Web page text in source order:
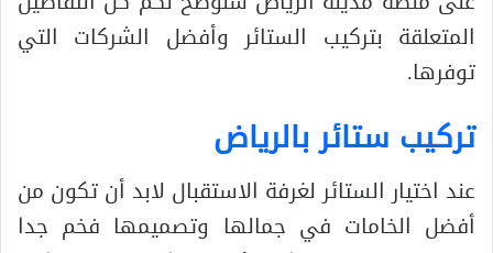
المتعلقة بتركيب الستائر وأفضل الشركات التي
توفرها.
تركيب ستائر بالرياض
عند اختيار الستائر لغرفة الاستقبال لابد أن تكون من
أفضل الخامات في جمالها وتصميمها فخم جدا